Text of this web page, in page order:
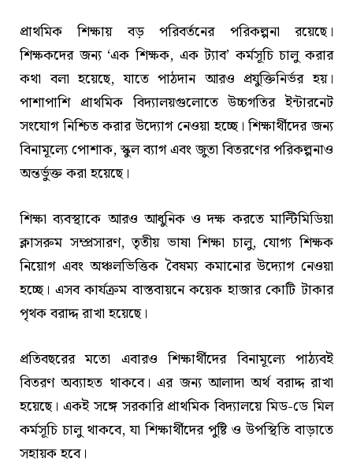
প্রাথমিক শিক্ষায় বড় পরিবর্তনের পরিকল্পনা রয়েছে।
শিক্ষকদের জন্য ‘এক শিক্ষক, এক ট্যাব’ কর্মসূচি চালু করার
কথা বলা হয়েছে, যাতে পাঠদান আরও প্রযুক্তিনির্ভর হয়।
পাশাপাশি প্রাথমিক বিদ্যালয়গুলোতে উচ্চগতির ইন্টারনেট
সংযোগ নিশ্চিত করার উদ্যোগ নেওয়া হচ্ছে। শিক্ষার্থীদের জন্য
বিনামূল্যে পোশাক, স্কুল ব্যাগ এবং জুতা বিতরণের পরিকল্পনাও
অন্তর্ভুক্ত করা হয়েছে।
শিক্ষা ব্যবস্থাকে আরও আধুনিক ও দক্ষ করতে মাল্টিমিডিয়া
ক্লাসরুম সম্প্রসারণ, তৃতীয় ভাষা শিক্ষা চালু, যোগ্য শিক্ষক
নিয়োগ এবং অঞ্চলভিত্তিক বৈষম্য কমানোর উদ্যোগ নেওয়া
হচ্ছে। এসব কার্যক্রম বাস্তবায়নে কয়েক হাজার কোটি টাকার
পৃথক বরাদ্দ রাখা হয়েছে।
প্রতিবছরের মতো এবারও শিক্ষার্থীদের বিনামূল্যে পাঠ্যবই
বিতরণ অব্যাহত থাকবে। এর জন্য আলাদা অর্থ বরাদ্দ রাখা
হয়েছে। একই সঙ্গে সরকারি প্রাথমিক বিদ্যালয়ে মিড-ডে মিল
কর্মসূচি চালু থাকবে, যা শিক্ষার্থীদের পুষ্টি ও উপস্থিতি বাড়াতে
সহায়ক হবে।